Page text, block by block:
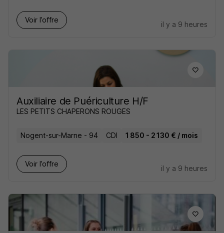
Voir l’offre
il y a 9 heures
Auxiliaire de Puériculture H/F
LES PETITS CHAPERONS ROUGES
Nogent-sur-Marne - 94 CDI 1 850 - 2 130 € / mois
Voir l’offre
il y a 9 heures